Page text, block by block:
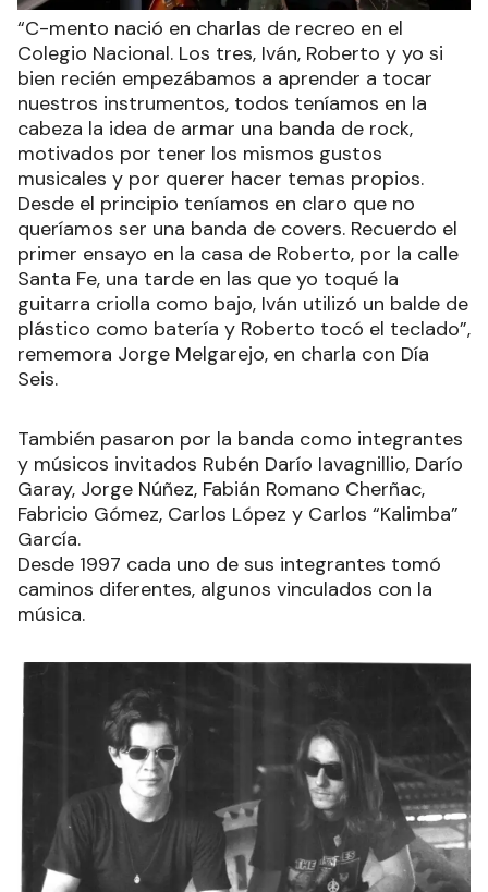
“C-mento nació en charlas de recreo en el
Colegio Nacional. Los tres, Iván, Roberto y yo si
bien recién empezábamos a aprender a tocar
nuestros instrumentos, todos teníamos en la
cabeza la idea de armar una banda de rock,
motivados por tener los mismos gustos
musicales y por querer hacer temas propios.
Desde el principio teníamos en claro que no
queríamos ser una banda de covers. Recuerdo el
primer ensayo en la casa de Roberto, por la calle
Santa Fe, una tarde en las que yo toqué la
guitarra criolla como bajo, Iván utilizó un balde de
plástico como batería y Roberto tocó el teclado”,
rememora Jorge Melgarejo, en charla con Día
Seis.
También pasaron por la banda como integrantes
y músicos invitados Rubén Darío Iavagnillio, Darío
Garay, Jorge Núñez, Fabián Romano Cherñac,
Fabricio Gómez, Carlos López y Carlos “Kalimba”
García.
Desde 1997 cada uno de sus integrantes tomó
caminos diferentes, algunos vinculados con la
música.